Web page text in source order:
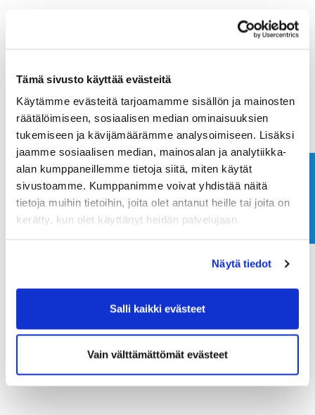
Tämä sivusto käyttää evästeitä
Käytämme evästeitä tarjoamamme sisällön ja mainosten
räätälöimiseen, sosiaalisen median ominaisuuksien
tukemiseen ja kävijämäärämme analysoimiseen. Lisäksi
jaamme sosiaalisen median, mainosalan ja analytiikka-
alan kumppaneillemme tietoja siitä, miten käytät
sivustoamme. Kumppanimme voivat yhdistää näitä
tietoja muihin tietoihin, joita olet antanut heille tai joita on
kerätty, kun olet käyttänyt heidän palvelujaan.
Näytä tiedot
Salli kaikki evästeet
Vain välttämättömät evästeet